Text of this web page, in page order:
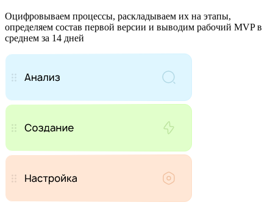
Оцифровываем процессы, раскладываем их на этапы,
определяем состав первой версии и выводим рабочий MVP в
среднем за 14 дней